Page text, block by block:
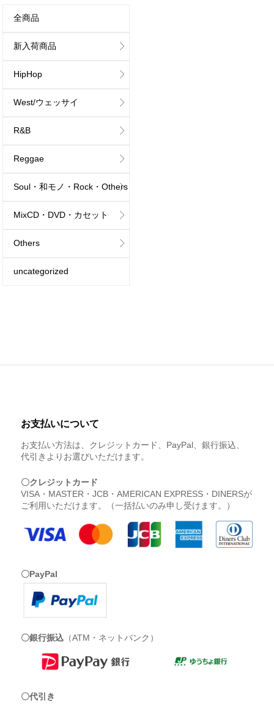
全商品
新入荷商品
HipHop
West/ウェッサイ
R&B
Reggae
Soul・和モノ・Rock・Others
MixCD・DVD・カセット
Others
uncategorized
お支払いについて
お支払い方法は、クレジットカード、PayPal、銀行振込、
代引きよりお選びいただけます。
〇クレジットカード
VISA・MASTER・JCB・AMERICAN EXPRESS・DINERSが
ご利用いただけます。（一括払いのみ申し受けます。）
〇PayPal
〇銀行振込 （ATM・ネットバンク）
〇代引き